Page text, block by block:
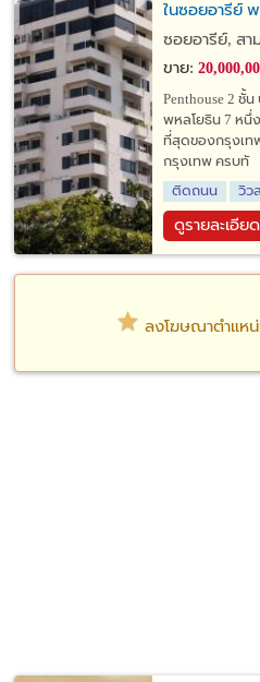
ในซอยอารีย์
ซอยอารีย์, สา
ขาย:
Penthouse 2 ชั้
พหลโยธิน 7 หนึ่
ที่สุดของกรุงเท
กรุงเทพ ครบทั
ติดถนน
วิว
ดูรายละเอีย
ลงโฆษณาตำแห